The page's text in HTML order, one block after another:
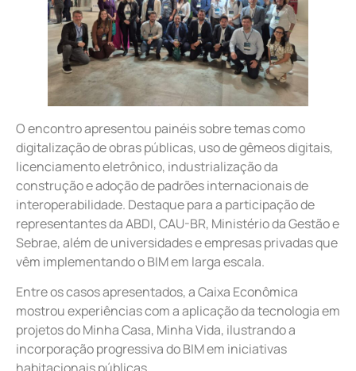
O encontro apresentou painéis sobre temas como
digitalização de obras públicas, uso de gêmeos digitais,
licenciamento eletrônico, industrialização da
construção e adoção de padrões internacionais de
interoperabilidade. Destaque para a participação de
representantes da ABDI, CAU-BR, Ministério da Gestão e
Sebrae, além de universidades e empresas privadas que
vêm implementando o BIM em larga escala.
Entre os casos apresentados, a Caixa Econômica
mostrou experiências com a aplicação da tecnologia em
projetos do Minha Casa, Minha Vida, ilustrando a
incorporação progressiva do BIM em iniciativas